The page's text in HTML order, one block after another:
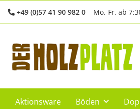
+49 (0)57 41 90 982 0 Mo.-Fr. ab
Aktionsware Böden